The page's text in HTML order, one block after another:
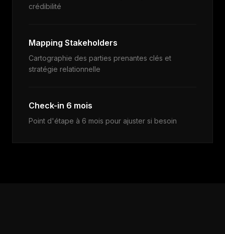
crédibilité
Mapping Stakeholders
Cartographie des parties prenantes clés et
stratégie relationnelle
Check-in 6 mois
Point d'étape à 6 mois pour ajuster si besoin